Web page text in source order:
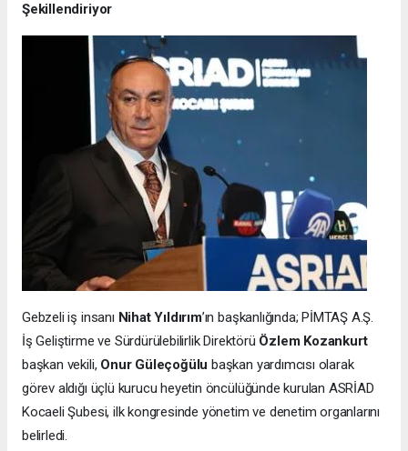
Şekillendiriyor
Gebzeli iş insanı Nihat Yıldırım’ın başkanlığında; PİMTAŞ A.Ş.
İş Geliştirme ve Sürdürülebilirlik Direktörü Özlem Kozankurt
başkan vekili, Onur Güleçoğülu başkan yardımcısı olarak
görev aldığı üçlü kurucu heyetin öncülüğünde kurulan ASRİAD
Kocaeli Şubesi, ilk kongresinde yönetim ve denetim organlarını
belirledi.